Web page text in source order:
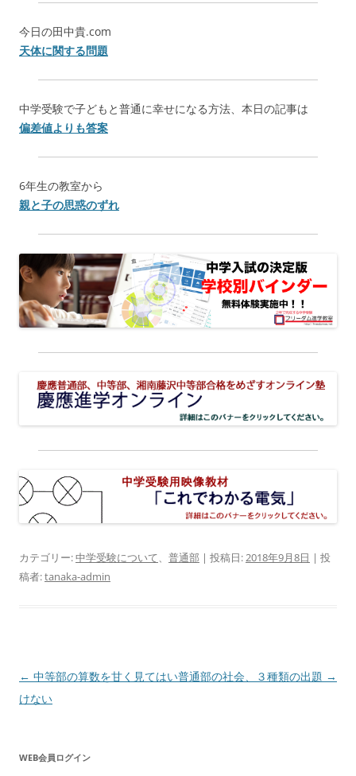
今日の田中貴.com
天体に関する問題
中学受験で子どもと普通に幸せになる方法、本日の記事は
偏差値よりも答案
6年生の教室から
親と子の思惑のずれ
カテゴリー:中学受験について、 普通部 | 投稿日:2018年9月8日 | 投
稿者:tanaka-admin
投
稿
ゲ
← 中等部の算数を甘く見てはい
けない
普通部の社会、３種類の出題 →
WEB会員ログイン